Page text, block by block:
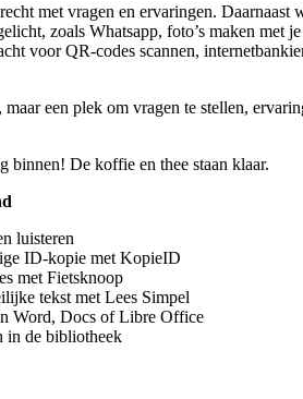
met vragen en ervaringen. Daarnaast
zoals Whatsapp, foto’s maken met
voor QR-codes scannen,
een plek om vragen te stellen,
binnen! De koffie en thee staan klaar.
luisteren
ID-kopie met KopieID
met Fietsknoop
tekst met Lees Simpel
Word, Docs of Libre Office
in de bibliotheek